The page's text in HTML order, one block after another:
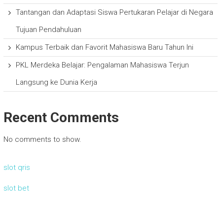
Tantangan dan Adaptasi Siswa Pertukaran Pelajar di Negara
Tujuan Pendahuluan
Kampus Terbaik dan Favorit Mahasiswa Baru Tahun Ini
PKL Merdeka Belajar: Pengalaman Mahasiswa Terjun
Langsung ke Dunia Kerja
Recent Comments
No comments to show.
slot qris
slot bet